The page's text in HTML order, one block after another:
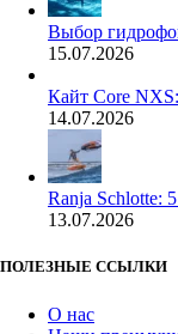
Выбор
15.07.2026
Кайт Core
14.07.2026
Ranja Schlotte:
13.07.2026
ПОЛЕЗНЫЕ ССЫЛКИ
О нас